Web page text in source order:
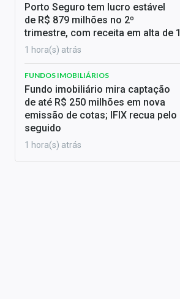
Porto Seguro tem lucro estável
de R$ 879 milhões no 2º
trimestre, com receita em alta de
1 hora(s) atrás
FUNDOS IMOBILIÁRIOS
Fundo imobiliário mira captação
de até R$ 250 milhões em nova
emissão de cotas; IFIX recua pelo
seguido
1 hora(s) atrás